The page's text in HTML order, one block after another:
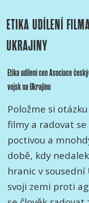
ETIKA UDÍLENÍ
UKRAJINY
Etika udílení cen Asociace
vojsk na Ukrajinu
Položme si
filmy a radovat se
poctivou a
době, kdy
hranic v
svoji zemi proti